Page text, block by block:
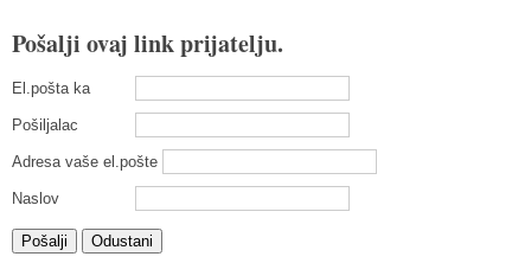
Pošalji ovaj link prijatelju.
El.pošta ka
Pošiljalac
Adresa vaše el.pošte
Naslov
Pošalji Odustani